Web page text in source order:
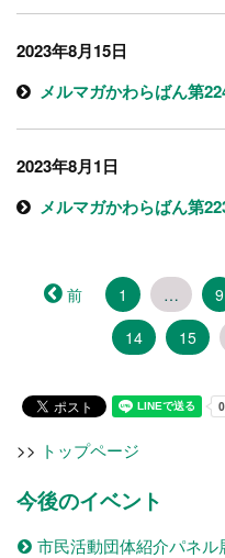
2023年8月15日
メルマガかわらばん第
2023年8月1日
メルマガかわらばん第
前 1 … 9
14
15
>> トップページ
今後のイベント
市民活動団体紹介パネル